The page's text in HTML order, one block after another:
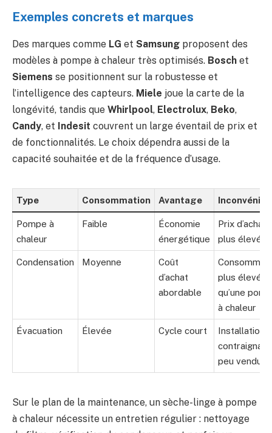
Exemples concrets et marques
Des marques comme LG et Samsung proposent des
modèles à pompe à chaleur très optimisés. Bosch et
Siemens se positionnent sur la robustesse et
l’intelligence des capteurs. Miele joue la carte de la
longévité, tandis que Whirlpool, Electrolux, Beko,
Candy, et Indesit couvrent un large éventail de prix et
de fonctionnalités. Le choix dépendra aussi de la
capacité souhaitée et de la fréquence d’usage.
Type Consommation Avantage
Pompe à
chaleur
Faible
Économie
énergétique
Prix d’achat
plus élevé
Condensation Moyenne
Coût
d’achat
abordable
plus élevée
qu’une
à chaleur
Évacuation Élevée Cycle court
Installation
peu vendu
Sur le plan de la maintenance, un sèche-linge à pompe
à chaleur nécessite un entretien régulier : nettoyage